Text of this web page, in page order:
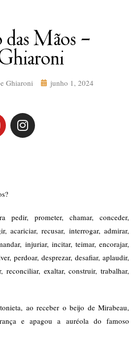
Mãos –
Ghiaroni
junho 1, 2024
pedir, prometer, chamar, conceder,
acariciar, recusar, interrogar, admirar,
injuriar, incitar, teimar, encorajar,
perdoar, desprezar, desafiar, aplaudir,
reconciliar, exaltar, construir, trabalhar,
ao receber o beijo de Mirabeau,
e apagou a auréola do famoso